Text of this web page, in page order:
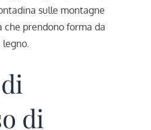
sulle montagne
che prendono forma da
di